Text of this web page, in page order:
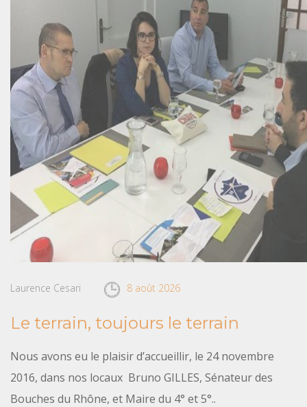
Laurence Cesari 8 août 2026
Le terrain, toujours le terrain
Nous avons eu le plaisir d’accueillir, le 24 novembre
2016, dans nos locaux Bruno GILLES, Sénateur des
Bouches du Rhône, et Maire du 4° et 5°..